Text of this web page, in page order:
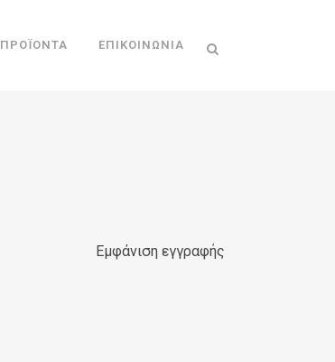
ΠΡΟΪΌΝΤΑ ΕΠΙΚΟΙΝΩΝΊΑ
Εμφάνιση εγγραφής